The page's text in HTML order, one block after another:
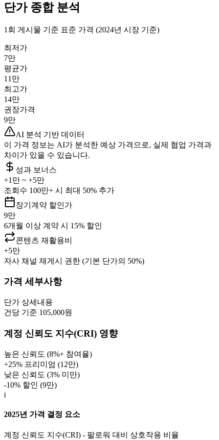
단가종합 분석
1회 게시물 기준 표준 가격 (2024년 시장 기준)
최저가
7만
평균가
11만
최고가
14만
권장가격
9만
AI 분석 기반 데이터
이 가격 정보는 AI가 분석한 예상 가격으로, 실제 협업 가격과
차이가 있을 수 있습니다.
성과 보너스
+1만 ~ +5만
조회수 100만+ 시 최대 50% 추가
장기계약 할인가
9만
6개월 이상 계약 시 15% 할인
콘텐츠 재활용비
+5만
자사 채널 재게시 권한 (기본 단가의 50%)
가격 세부사항
단가 상세내용
건당 기준 105,000원
계정 신뢰도 지수(CRI) 영향
높은 신뢰도 (8%+ 참여율)
+25% 프리미엄 (12만)
낮은 신뢰도 (3% 미만)
-10% 할인 (9만)
i
2025년 가격 결정 요소
계정 신뢰도 지수(CRI) - 팔로워 대비 상호작용 비율